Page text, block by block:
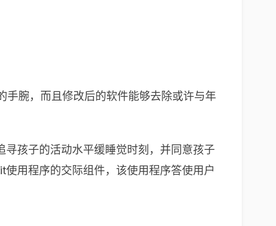
腕，而且修改后的软件能够去除或许与年
孩子的活动水平缓睡觉时刻，并同意孩子
用程序的交际组件，该使用程序答使用户